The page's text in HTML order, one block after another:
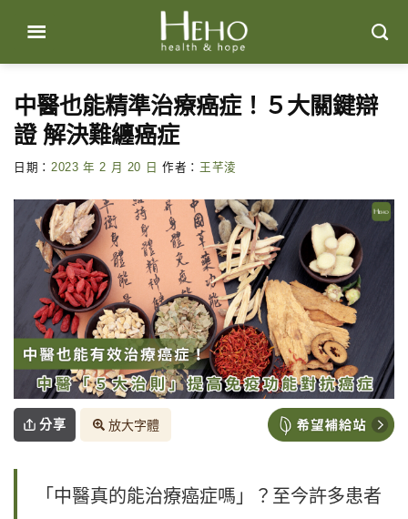
content
中醫也能精準治療癌症！５大關鍵辯
證 解決難纏癌症
日期： 2023 年 2 月 20 日 作者： 王芊淩
分享 放大字體
「中醫真的能治療癌症嗎」？至今許多患者